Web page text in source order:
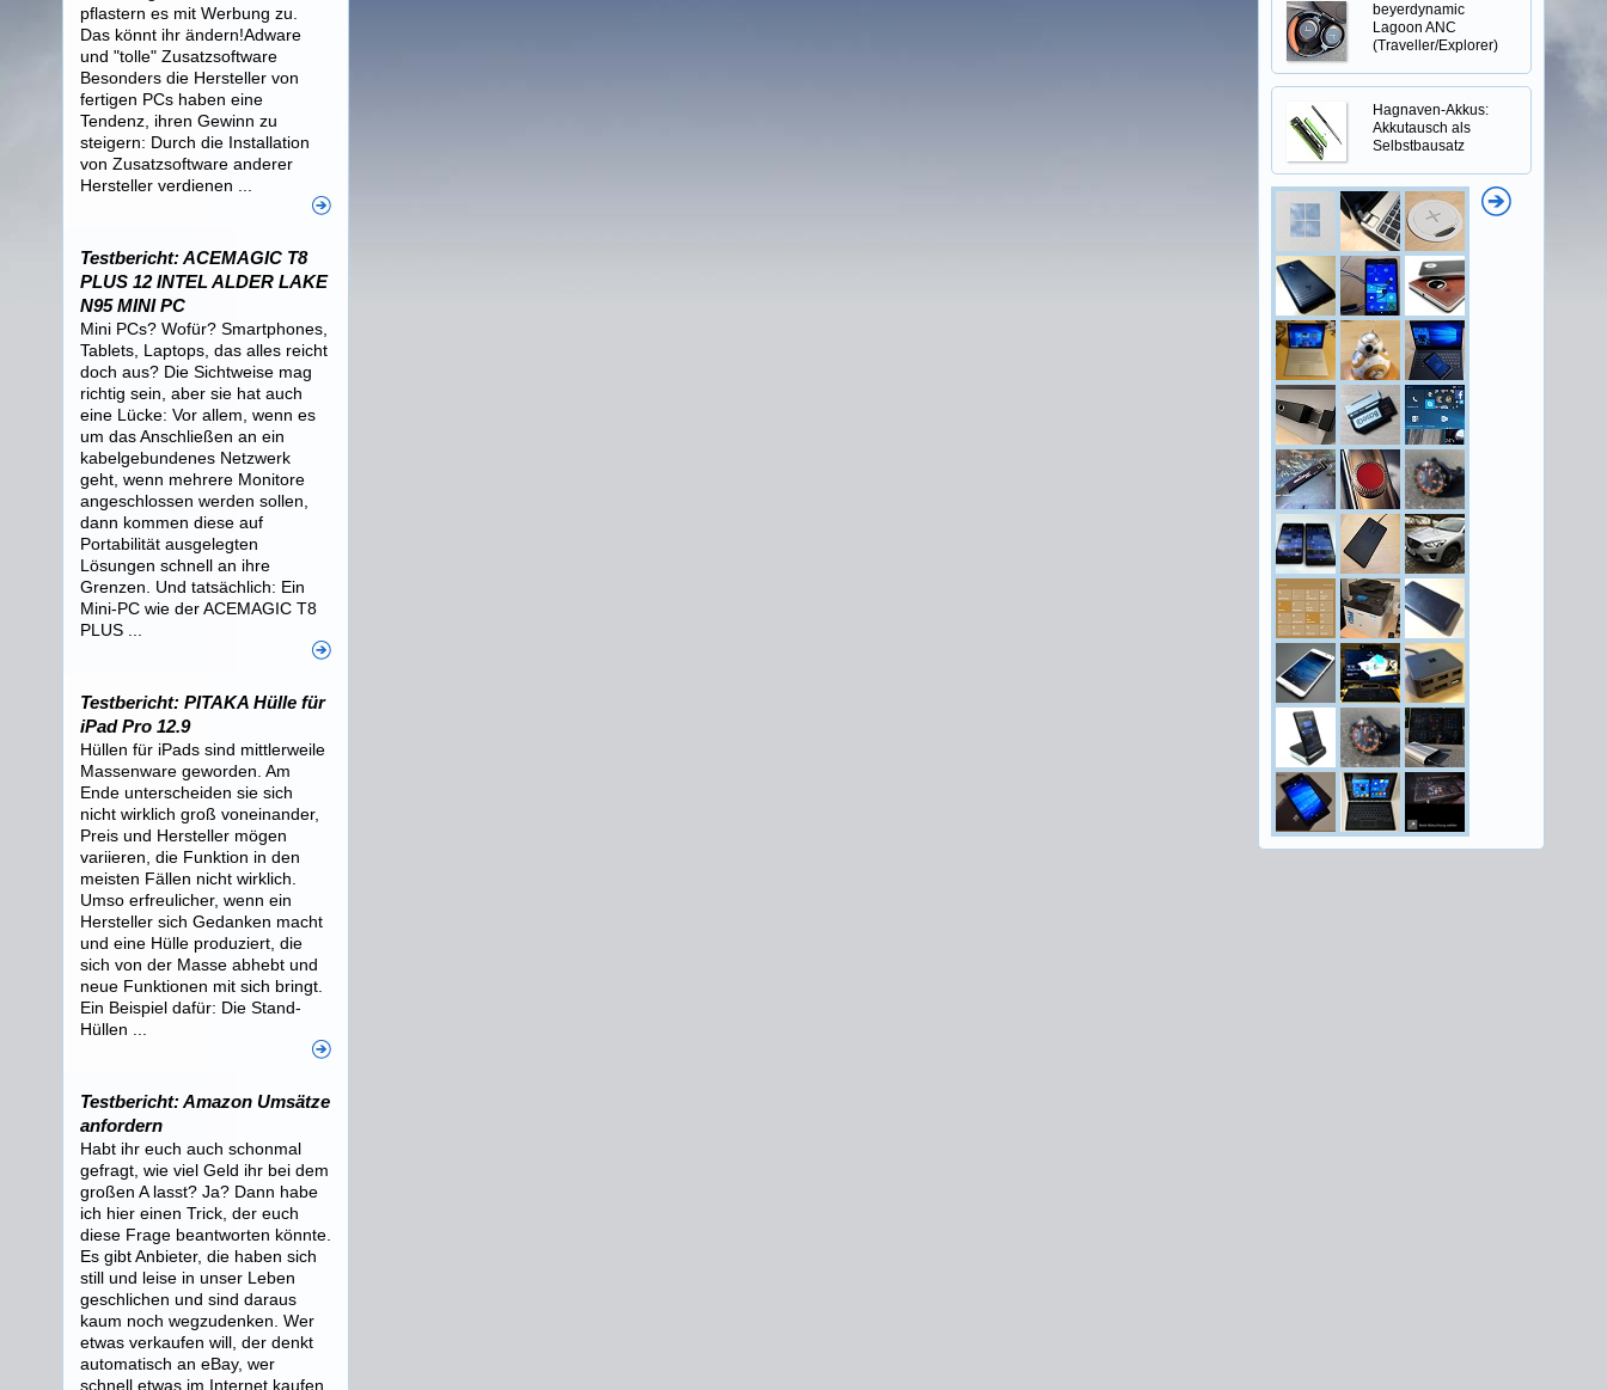
pflastern es mit Werbung zu.
Das könnt ihr ändern!Adware
und "tolle" Zusatzsoftware
Besonders die Hersteller von
fertigen PCs haben eine
Tendenz, ihren Gewinn zu
steigern: Durch die Installation
von Zusatzsoftware anderer
Hersteller verdienen ...
Testbericht: ACEMAGIC T8
PLUS 12 INTEL ALDER LAKE
N95 MINI PC
Mini PCs? Wofür? Smartphones,
Tablets, Laptops, das alles reicht
doch aus? Die Sichtweise mag
richtig sein, aber sie hat auch
eine Lücke: Vor allem, wenn es
um das Anschließen an ein
kabelgebundenes Netzwerk
geht, wenn mehrere Monitore
angeschlossen werden sollen,
dann kommen diese auf
Portabilität ausgelegten
Lösungen schnell an ihre
Grenzen. Und tatsächlich: Ein
Mini-PC wie der ACEMAGIC T8
PLUS ...
Testbericht: PITAKA Hülle für
iPad Pro 12.9
Hüllen für iPads sind mittlerweile
Massenware geworden. Am
Ende unterscheiden sie sich
nicht wirklich groß voneinander,
Preis und Hersteller mögen
variieren, die Funktion in den
meisten Fällen nicht wirklich.
Umso erfreulicher, wenn ein
Hersteller sich Gedanken macht
und eine Hülle produziert, die
sich von der Masse abhebt und
neue Funktionen mit sich bringt.
Ein Beispiel dafür: Die Stand-
Hüllen ...
Testbericht: Amazon Umsätze
anfordern
Habt ihr euch auch schonmal
gefragt, wie viel Geld ihr bei dem
großen A lasst? Ja? Dann habe
ich hier einen Trick, der euch
diese Frage beantworten könnte.
Es gibt Anbieter, die haben sich
still und leise in unser Leben
geschlichen und sind daraus
kaum noch wegzudenken. Wer
etwas verkaufen will, der denkt
automatisch an eBay, wer
schnell etwas im Internet kaufen
beyerdynamic
Lagoon ANC
(Traveller/Explorer)
Hagnaven-Akkus:
Akkutausch als
Selbstbausatz